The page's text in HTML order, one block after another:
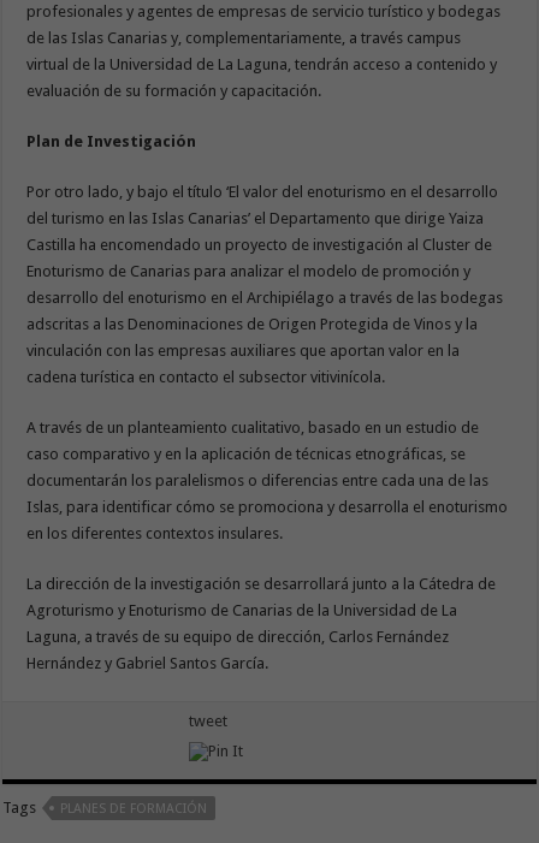
profesionales y agentes de empresas de servicio turístico y bodegas
de las Islas Canarias y, complementariamente, a través campus
virtual de la Universidad de La Laguna, tendrán acceso a contenido y
evaluación de su formación y capacitación.
Plan de Investigación
Por otro lado, y bajo el título ‘El valor del enoturismo en el desarrollo
del turismo en las Islas Canarias’ el Departamento que dirige Yaiza
Castilla ha encomendado un proyecto de investigación al Cluster de
Enoturismo de Canarias para analizar el modelo de promoción y
desarrollo del enoturismo en el Archipiélago a través de las bodegas
adscritas a las Denominaciones de Origen Protegida de Vinos y la
vinculación con las empresas auxiliares que aportan valor en la
cadena turística en contacto el subsector vitivinícola.
A través de un planteamiento cualitativo, basado en un estudio de
caso comparativo y en la aplicación de técnicas etnográficas, se
documentarán los paralelismos o diferencias entre cada una de las
Islas, para identificar cómo se promociona y desarrolla el enoturismo
en los diferentes contextos insulares.
La dirección de la investigación se desarrollará junto a la Cátedra de
Agroturismo y Enoturismo de Canarias de la Universidad de La
Laguna, a través de su equipo de dirección, Carlos Fernández
Hernández y Gabriel Santos García.
tweet
Tags PLANES DE FORMACIÓN